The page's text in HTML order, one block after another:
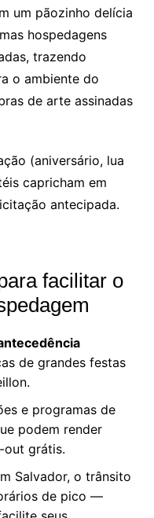
um pãozinho delícia
hospedagens
trazendo
o ambiente do
de arte assinadas
(aniversário, lua
capricham em
antecipada.
facilitar o
de grandes festas
e programas de
podem render
out grátis.
Salvador, o trânsito
de pico —